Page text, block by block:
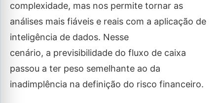
complexidade, mas nos permite tornar as
análises mais fiáveis e reais com a aplicação de
inteligência de dados. Nesse
cenário, a previsibilidade do fluxo de caixa
passou a ter peso semelhante ao da
inadimplência na definição do risco financeiro.